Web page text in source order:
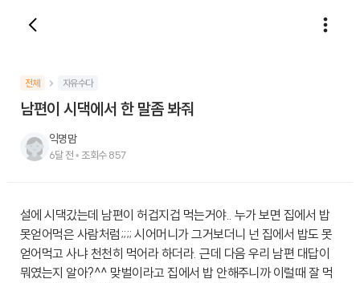
전체 자유수다
남편이 시댁에서 한 말좀 봐줘
익명맘
6달 전 • 조회수857
설에 시댁갔는데 남편이 허겁지겁 먹는거야.. 누가 보면 집에서 밥
못얻어먹은 사람처럼;;;; 시어머니가 그거보더니 넌 집에서 밥도 못
얻어먹고 사냐 천천히 먹어라 하더라. 근데 다음 우리 남편 대답이
뭐였는지 알아?^^ 맞벌이라고 집에서 밥 안해주니까 이럴때 잘 먹